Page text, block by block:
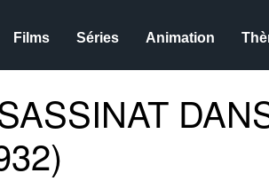
Films Séries Animation